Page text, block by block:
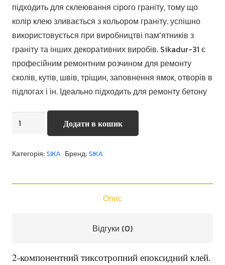
підходить для склеювання сірого граніту, тому що
колір клею зливається з кольором граніту. успішно
використовується при виробництві пам’ятників з
граніту та інших декоративних виробів. Sikadur-31 є
професійним ремонтним розчином для ремонту
сколів, кутів, швів, тріщин, заповнення ямок, отворів в
підлогах і ін. Ідеально підходить для ремонту бетону
Sikadur
Додати в кошик
Категорія:SIKA Бренд:SIKA
Опис
Відгуки (0)
2-компонентний тиксотропний епоксидний клей.